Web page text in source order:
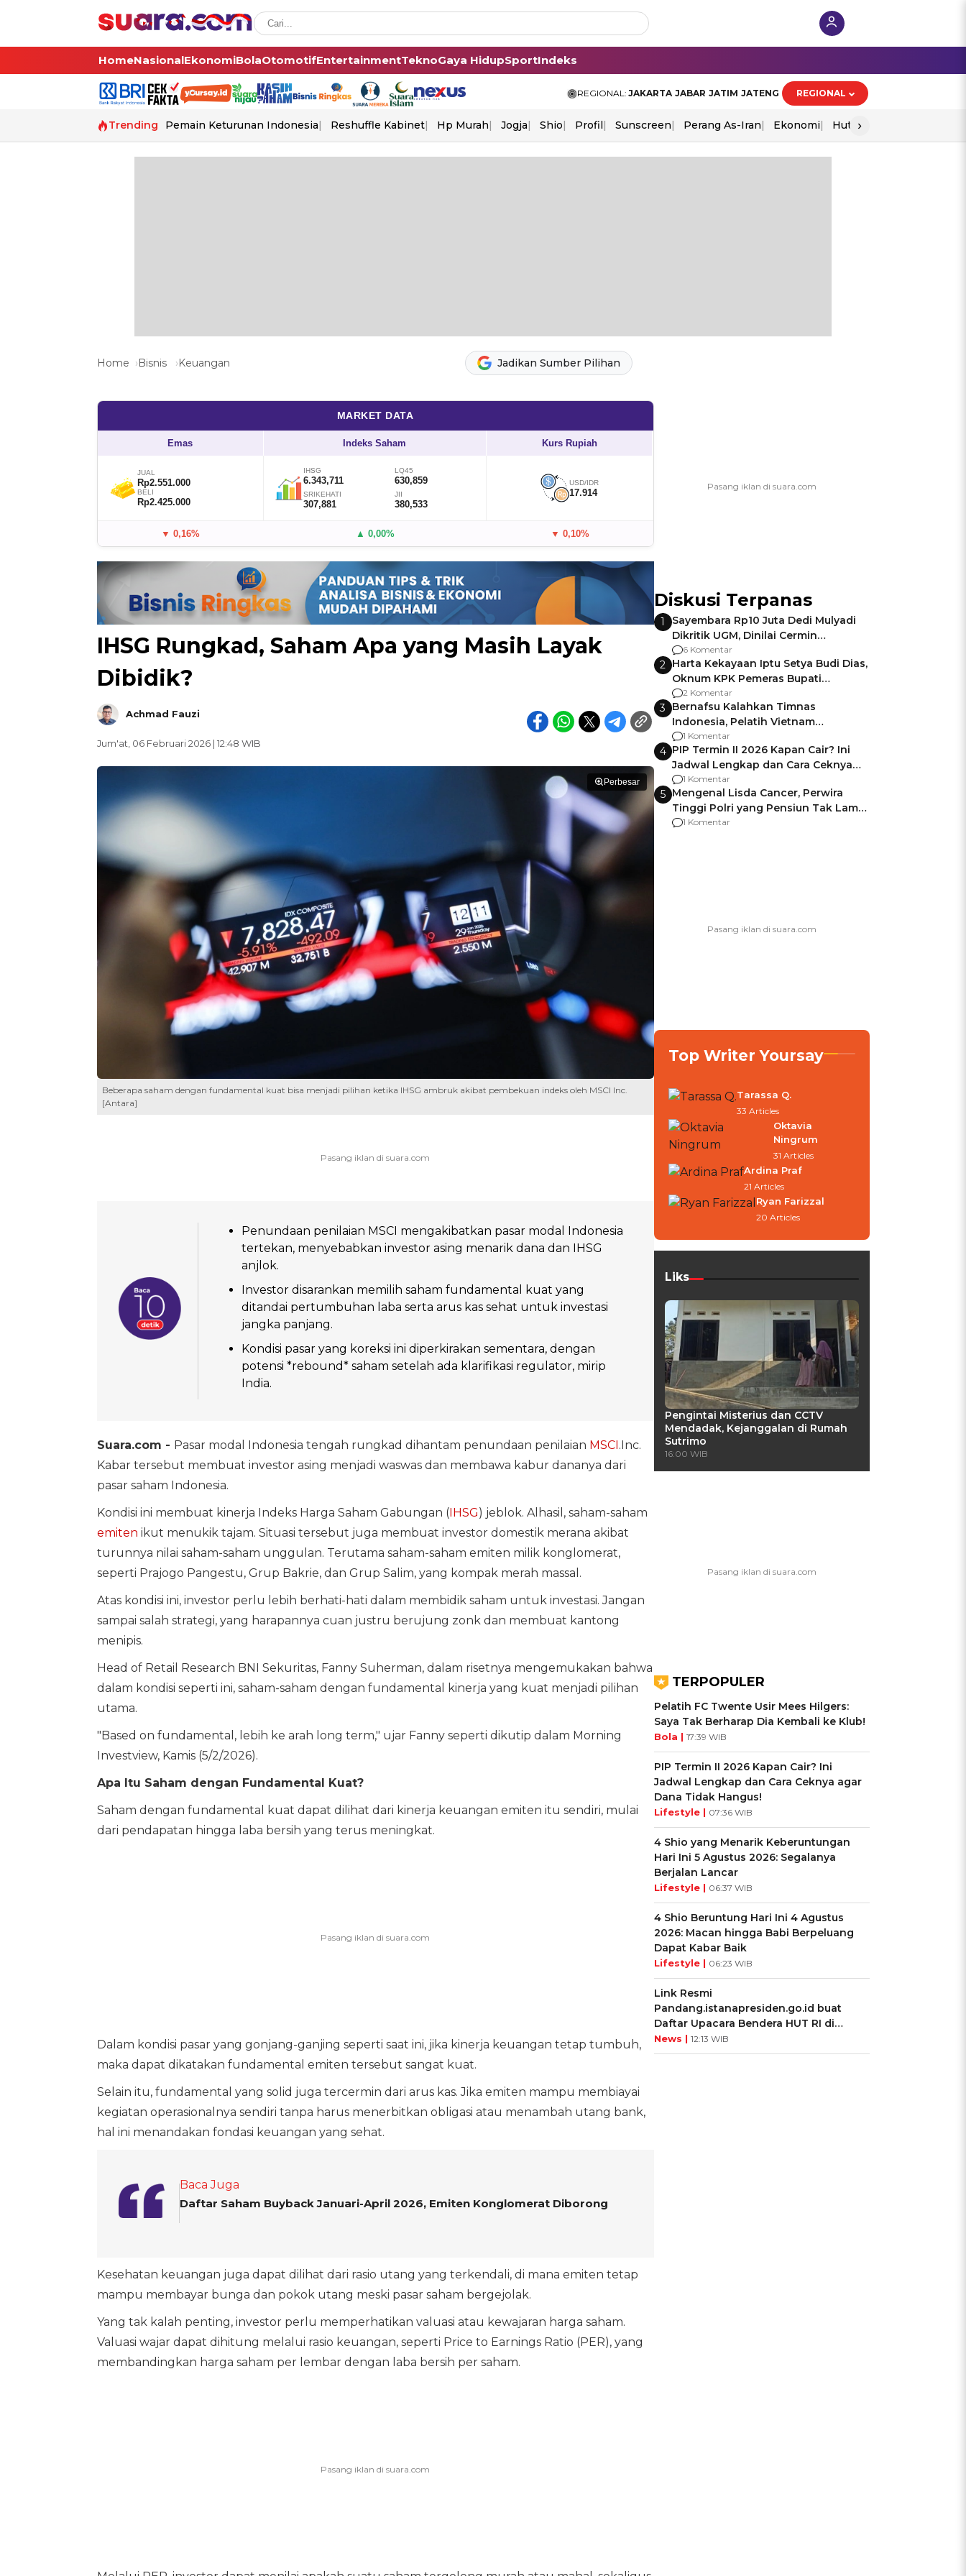
HomeNasionalEkonomiBolaOtomotifEntertainmentTeknoGaya HidupSportIndeks
REGIONAL: JAKARTA JABAR JATIM JATENG REGIONAL
Trending Pemain Keturunan Indonesia Reshuffle Kabinet Hp Murah Jogja Shio Profil Sunscreen Perang As-Iran Ekonomi Hut Ri
›
Home Bisnis Keuangan Jadikan Sumber Pilihan
MARKET DATA
Emas Indeks Saham Kurs Rupiah
JUAL
Rp2.551.000
BELI
Rp2.425.000
IHSG
6.343,711
LQ45
630,859
SRIKEHATI
307,881
JII
380,533
USD/IDR
17.914
▼ 0,16% ▲ 0,00% ▼ 0,10%
IHSG Rungkad, Saham Apa yang Masih Layak
Dibidik?
Achmad Fauzi
Jum'at, 06 Februari 2026 | 12:48 WIB
Perbesar
Beberapa saham dengan fundamental kuat bisa menjadi pilihan ketika IHSG ambruk akibat pembekuan indeks oleh MSCI Inc.
[Antara]
Penundaan penilaian MSCI mengakibatkan pasar modal Indonesia
tertekan, menyebabkan investor asing menarik dana dan IHSG
anjlok.
Investor disarankan memilih saham fundamental kuat yang
ditandai pertumbuhan laba serta arus kas sehat untuk investasi
jangka panjang.
Kondisi pasar yang koreksi ini diperkirakan sementara, dengan
potensi *rebound* saham setelah ada klarifikasi regulator, mirip
India.
Suara.com - Pasar modal Indonesia tengah rungkad dihantam penundaan penilaian MSCI.Inc.
Kabar tersebut membuat investor asing menjadi waswas dan membawa kabur dananya dari
pasar saham Indonesia.
Kondisi ini membuat kinerja Indeks Harga Saham Gabungan (IHSG) jeblok. Alhasil, saham-saham
emiten ikut menukik tajam. Situasi tersebut juga membuat investor domestik merana akibat
turunnya nilai saham-saham unggulan. Terutama saham-saham emiten milik konglomerat,
seperti Prajogo Pangestu, Grup Bakrie, dan Grup Salim, yang kompak merah massal.
Atas kondisi ini, investor perlu lebih berhati-hati dalam membidik saham untuk investasi. Jangan
sampai salah strategi, yang harapannya cuan justru berujung zonk dan membuat kantong
menipis.
Head of Retail Research BNI Sekuritas, Fanny Suherman, dalam risetnya mengemukakan bahwa
dalam kondisi seperti ini, saham-saham dengan fundamental kinerja yang kuat menjadi pilihan
utama.
"Based on fundamental, lebih ke arah long term," ujar Fanny seperti dikutip dalam Morning
Investview, Kamis (5/2/2026).
Apa Itu Saham dengan Fundamental Kuat?
Saham dengan fundamental kuat dapat dilihat dari kinerja keuangan emiten itu sendiri, mulai
dari pendapatan hingga laba bersih yang terus meningkat.
Dalam kondisi pasar yang gonjang-ganjing seperti saat ini, jika kinerja keuangan tetap tumbuh,
maka dapat dikatakan fundamental emiten tersebut sangat kuat.
Selain itu, fundamental yang solid juga tercermin dari arus kas. Jika emiten mampu membiayai
kegiatan operasionalnya sendiri tanpa harus menerbitkan obligasi atau menambah utang bank,
hal ini menandakan fondasi keuangan yang sehat.
Baca Juga
Daftar Saham Buyback Januari-April 2026, Emiten Konglomerat Diborong
Kesehatan keuangan juga dapat dilihat dari rasio utang yang terkendali, di mana emiten tetap
mampu membayar bunga dan pokok utang meski pasar saham bergejolak.
Yang tak kalah penting, investor perlu memperhatikan valuasi atau kewajaran harga saham.
Valuasi wajar dapat dihitung melalui rasio keuangan, seperti Price to Earnings Ratio (PER), yang
membandingkan harga saham per lembar dengan laba bersih per saham.
Diskusi Terpanas
1
Sayembara Rp10 Juta Dedi Mulyadi
Dikritik UGM, Dinilai Cermin
Gagalnya Negara Jamin Keamanan
6 Komentar
2 Harta Kekayaan Iptu Setya Budi Dias,
Oknum KPK Pemeras Bupati
Pemalang
2 Komentar
3 Bernafsu Kalahkan Timnas
Indonesia, Pelatih Vietnam
Berencana Pakai Jimat di Pakansari
1 Komentar
4 PIP Termin II 2026 Kapan Cair? Ini
Jadwal Lengkap dan Cara Ceknya
agar Dana Tidak Hangus!
1 Komentar
5 Mengenal Lisda Cancer, Perwira
Tinggi Polri yang Pensiun Tak Lama
Usai Jadi Brigjen
1 Komentar
Top Writer Yoursay
Tarassa Q.
33 Articles
Oktavia
Ningrum
31 Articles
Ardina Praf
21 Articles
Ryan Farizzal
20 Articles
Liks
Pengintai Misterius dan CCTV
Mendadak, Kejanggalan di Rumah
Sutrimo
16:00 WIB
TERPOPULER
Pelatih FC Twente Usir Mees Hilgers:
Saya Tak Berharap Dia Kembali ke Klub!
Bola | 17:39 WIB
PIP Termin II 2026 Kapan Cair? Ini
Jadwal Lengkap dan Cara Ceknya agar
Dana Tidak Hangus!
Lifestyle | 07:36 WIB
4 Shio yang Menarik Keberuntungan
Hari Ini 5 Agustus 2026: Segalanya
Berjalan Lancar
Lifestyle | 06:37 WIB
4 Shio Beruntung Hari Ini 4 Agustus
2026: Macan hingga Babi Berpeluang
Dapat Kabar Baik
Lifestyle | 06:23 WIB
Link Resmi
Pandang.istanapresiden.go.id buat
Daftar Upacara Bendera HUT RI di
Istana Negara
News | 12:13 WIB